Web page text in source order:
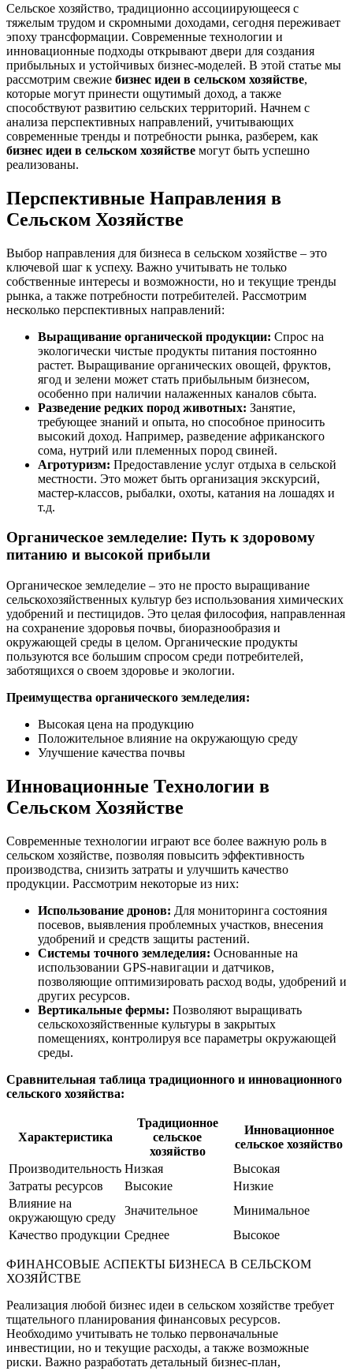
Сельское хозяйство, традиционно ассоциирующееся с
тяжелым трудом и скромными доходами, сегодня переживает
эпоху трансформации. Современные технологии и
инновационные подходы открывают двери для создания
прибыльных и устойчивых бизнес-моделей. В этой статье мы
рассмотрим свежие бизнес идеи в сельском хозяйстве,
которые могут принести ощутимый доход, а также
способствуют развитию сельских территорий. Начнем с
анализа перспективных направлений, учитывающих
современные тренды и потребности рынка, разберем, как
бизнес идеи в сельском хозяйстве могут быть успешно
реализованы.
Перспективные Направления в
Сельском Хозяйстве
Выбор направления для бизнеса в сельском хозяйстве – это
ключевой шаг к успеху. Важно учитывать не только
собственные интересы и возможности, но и текущие тренды
рынка, а также потребности потребителей. Рассмотрим
несколько перспективных направлений:
Выращивание органической продукции: Спрос на
экологически чистые продукты питания постоянно
растет. Выращивание органических овощей, фруктов,
ягод и зелени может стать прибыльным бизнесом,
особенно при наличии налаженных каналов сбыта.
Разведение редких пород животных: Занятие,
требующее знаний и опыта, но способное приносить
высокий доход. Например, разведение африканского
сома, нутрий или племенных пород свиней.
Агротуризм: Предоставление услуг отдыха в сельской
местности. Это может быть организация экскурсий,
мастер-классов, рыбалки, охоты, катания на лошадях и
т.д.
Органическое земледелие: Путь к здоровому
питанию и высокой прибыли
Органическое земледелие – это не просто выращивание
сельскохозяйственных культур без использования химических
удобрений и пестицидов. Это целая философия, направленная
на сохранение здоровья почвы, биоразнообразия и
окружающей среды в целом. Органические продукты
пользуются все большим спросом среди потребителей,
заботящихся о своем здоровье и экологии.
Преимущества органического земледелия:
Высокая цена на продукцию
Положительное влияние на окружающую среду
Улучшение качества почвы
Инновационные Технологии в
Сельском Хозяйстве
Современные технологии играют все более важную роль в
сельском хозяйстве, позволяя повысить эффективность
производства, снизить затраты и улучшить качество
продукции. Рассмотрим некоторые из них:
Использование дронов: Для мониторинга состояния
посевов, выявления проблемных участков, внесения
удобрений и средств защиты растений.
Системы точного земледелия: Основанные на
использовании GPS-навигации и датчиков,
позволяющие оптимизировать расход воды, удобрений и
других ресурсов.
Вертикальные фермы: Позволяют выращивать
сельскохозяйственные культуры в закрытых
помещениях, контролируя все параметры окружающей
среды.
Сравнительная таблица традиционного и инновационного
сельского хозяйства:
Характеристика
Традиционное
сельское
хозяйство
Инновационное
сельское хозяйство
Производительность Низкая
Высокая
Затраты ресурсов
Высокие
Низкие
Влияние на
окружающую среду
Значительное
Минимальное
Качество продукции Среднее Высокое
ФИНАНСОВЫЕ АСПЕКТЫ БИЗНЕСА В СЕЛЬСКОМ
ХОЗЯЙСТВЕ
Реализация любой бизнес идеи в сельском хозяйстве требует
тщательного планирования финансовых ресурсов.
Необходимо учитывать не только первоначальные
инвестиции, но и текущие расходы, а также возможные
риски. Важно разработать детальный бизнес-план,